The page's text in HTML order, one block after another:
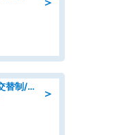
＞
組立・組付け/高収入/日払いOK/交替制/20・30・40代活躍中/製造 工場